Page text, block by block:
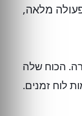
מלאה,
הכוח שלה
לוח זמנים.